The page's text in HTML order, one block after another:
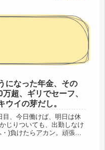
になった年金、その
万超、ギリでセーフ、
ウイの芽だし。
目、今日働けば、明日は休
じりついても、出勤しなけ
・)負けたらアカン。頑張